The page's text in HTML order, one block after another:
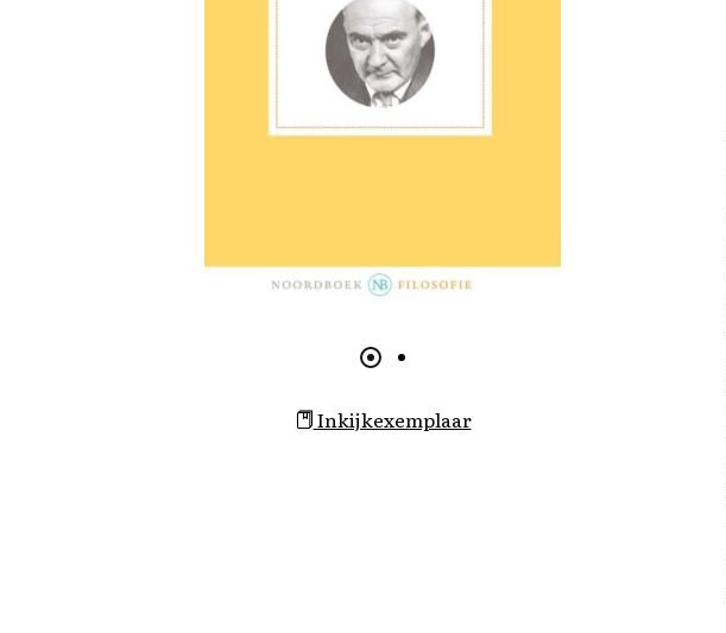
Inkijkexemplaar